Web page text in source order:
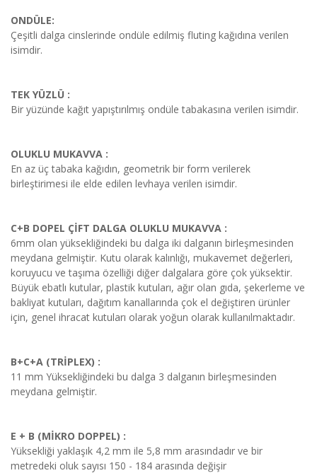
ONDÜLE:
Çeşitli dalga cinslerinde ondüle edilmiş fluting kağıdına verilen
isimdir.
TEK YÜZLÜ :
Bir yüzünde kağıt yapıştırılmış ondüle tabakasına verilen isimdir.
OLUKLU MUKAVVA :
En az üç tabaka kağıdın, geometrik bir form verilerek
birleştirimesi ile elde edilen levhaya verilen isimdir.
C+B DOPEL ÇİFT DALGA OLUKLU MUKAVVA :
6mm olan yüksekliğindeki bu dalga iki dalganın birleşmesinden
meydana gelmiştir. Kutu olarak kalınlığı, mukavemet değerleri,
koruyucu ve taşıma özelliği diğer dalgalara göre çok yüksektir.
Büyük ebatlı kutular, plastik kutuları, ağır olan gıda, şekerleme ve
bakliyat kutuları, dağıtım kanallarında çok el değiştiren ürünler
için, genel ihracat kutuları olarak yoğun olarak kullanılmaktadır.
B+C+A (TRİPLEX) :
11 mm Yüksekliğindeki bu dalga 3 dalganın birleşmesinden
meydana gelmiştir.
E + B (MİKRO DOPPEL) :
Yüksekliği yaklaşık 4,2 mm ile 5,8 mm arasındadır ve bir
metredeki oluk sayısı 150 - 184 arasında değişir